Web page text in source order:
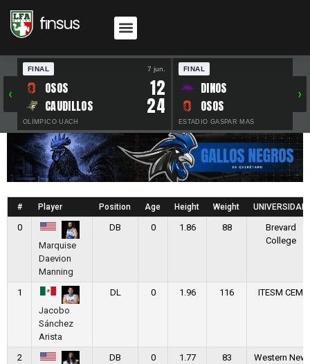
‹
FINAL 7 jun.
OSOS 12
CAUDILLOS 24
OLÍMPICO UACH
FINAL
DINOS
OSOS
ESTADIO GASPAR MAS
›
# Player Position Age Height Weight UNIVERSIDAD
0
Marquise
Daevion
Manning
DB 0 1.86 88
Brevard
College
1
Jacobo
Sánchez
Arista
DL 0 1.96 116 ITESM CEM
2
DB 0 1.77 83
Western New